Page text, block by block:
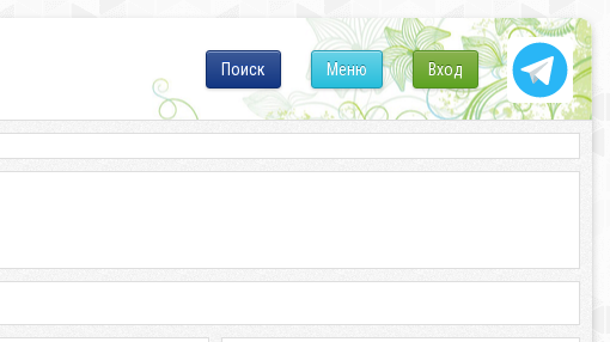
Вход
Меню
Поиск